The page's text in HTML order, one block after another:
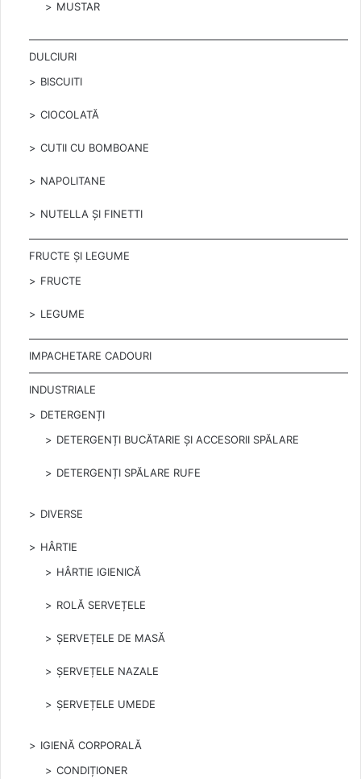
MUSTAR
DULCIURI
BISCUITI
CIOCOLATĂ
CUTII CU BOMBOANE
NAPOLITANE
NUTELLA ȘI FINETTI
FRUCTE ȘI LEGUME
FRUCTE
LEGUME
IMPACHETARE CADOURI
INDUSTRIALE
DETERGENȚI
DETERGENȚI BUCĂTARIE ȘI ACCESORII SPĂLARE
DETERGENȚI SPĂLARE RUFE
DIVERSE
HÂRTIE
HÂRTIE IGIENICĂ
ROLĂ SERVEȚELE
ȘERVEȚELE DE MASĂ
ȘERVEȚELE NAZALE
ȘERVEȚELE UMEDE
IGIENĂ CORPORALĂ
CONDIȚIONER